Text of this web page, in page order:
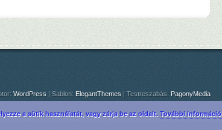
WordPress | Sablon: ElegantThemes | Testreszabás: PagonyMedia
a sütik használatát, vagy zárja be az oldalt. További információ